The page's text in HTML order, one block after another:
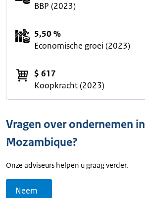
BBP (2023)
5,50 %
Economische groei (2023)
$ 617
Koopkracht (2023)
Vragen over ondernemen in
Mozambique?
Onze adviseurs helpen u graag verder.
Neem